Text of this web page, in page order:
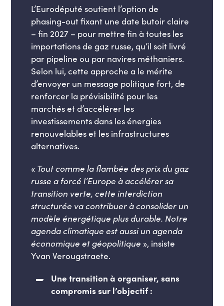
L’Eurodéputé soutient l’option de
phasing-out fixant une date butoir claire
– fin 2027 – pour mettre fin à toutes les
importations de gaz russe, qu’il soit livré
par pipeline ou par navires méthaniers.
Selon lui, cette approche a le mérite
d’envoyer un message politique fort, de
renforcer la prévisibilité pour les
marchés et d’accélérer les
investissements dans les énergies
renouvelables et les infrastructures
alternatives.
« Tout comme la flambée des prix du gaz
russe a forcé l’Europe à accélérer sa
transition verte, cette interdiction
structurée va contribuer à consolider un
modèle énergétique plus durable. Notre
agenda climatique est aussi un agenda
économique et géopolitique », insiste
Yvan Verougstraete.
Une transition à organiser, sans
compromis sur l’objectif :